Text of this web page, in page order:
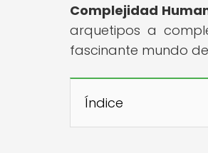
Complejidad
arquetipos a
fascinante mundo
Índice